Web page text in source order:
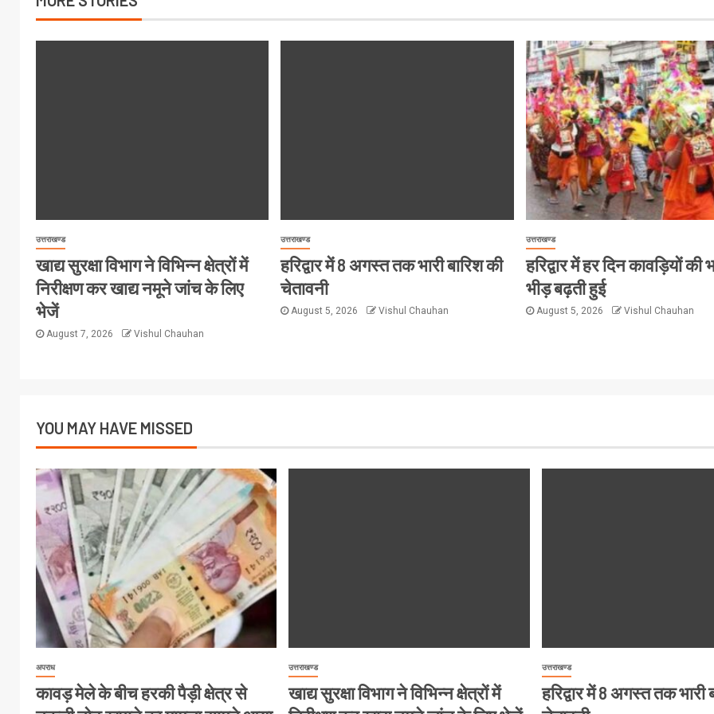
उत्तराखण्ड
खाद्य सुरक्षा विभाग ने विभिन्न क्षेत्रों में
निरीक्षण कर खाद्य नमूने जांच के लिए
भेजें
August 7, 2026 Vishul Chauhan
उत्तराखण्ड
हरिद्वार में 8 अगस्त तक भारी बारिश की
चेतावनी
August 5, 2026 Vishul Chauhan
उत्तराखण्ड
हरिद्वार में हर दिन कावड़ियों की
भीड़ बढ़ती हुई
August 5, 2026 Vishul Chauhan
YOU MAY HAVE MISSED
अपराध
कावड़ मेले के बीच हरकी पैड़ी क्षेत्र से
उत्तराखण्ड
खाद्य सुरक्षा विभाग ने विभिन्न क्षेत्रों में
उत्तराखण्ड
हरिद्वार में 8 अगस्त तक भारी